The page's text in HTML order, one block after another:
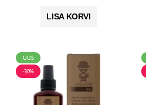
oli:
LISA KORVI
UUS
-30%